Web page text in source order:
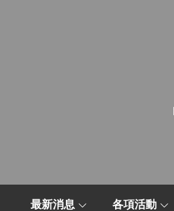
最新消息 各項活動